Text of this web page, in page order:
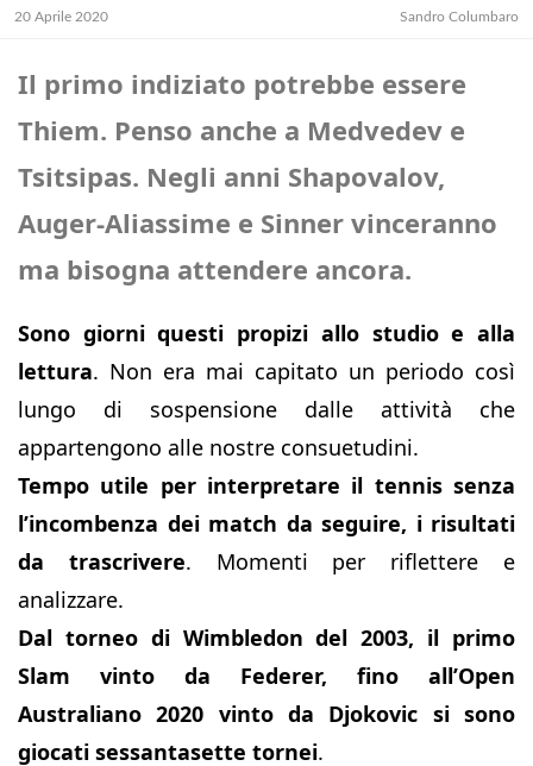
20 Aprile 2020 Sandro Columbaro
Il primo indiziato potrebbe essere
Thiem. Penso anche a Medvedev e
Tsitsipas. Negli anni Shapovalov,
Auger-Aliassime e Sinner vinceranno
ma bisogna attendere ancora.
Sono giorni questi propizi allo studio e alla
lettura. Non era mai capitato un periodo così
lungo di sospensione dalle attività che
appartengono alle nostre consuetudini.
Tempo utile per interpretare il tennis senza
l’incombenza dei match da seguire, i risultati
da trascrivere. Momenti per riflettere e
analizzare.
Dal torneo di Wimbledon del 2003, il primo
Slam vinto da Federer, fino all’Open
Australiano 2020 vinto da Djokovic si sono
giocati sessantasette tornei.